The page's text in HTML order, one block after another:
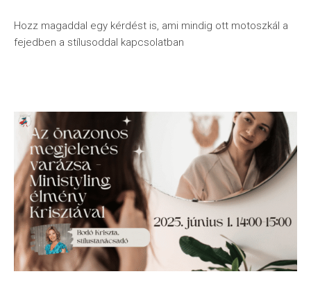
Hozz magaddal egy kérdést is, ami mindig ott motoszkál a
fejedben a stílusoddal kapcsolatban